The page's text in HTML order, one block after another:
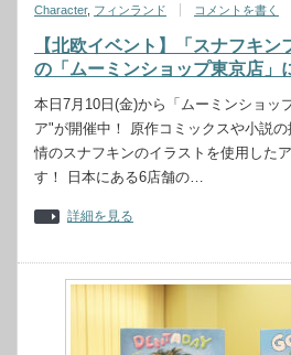
Character, フィンランド コメントを書く
【北欧イベント】「スナフキ
の「ムーミンショップ東京店」
本日7月10日(金)から「ムーミンショッ
ア"が開催中！ 原作コミックスや小説
情のスナフキンのイラストを使用した
す！ 日本にある6店舗の…
詳細を見る